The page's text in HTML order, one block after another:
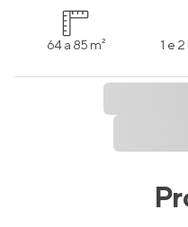
64 a 85 m² 1 e